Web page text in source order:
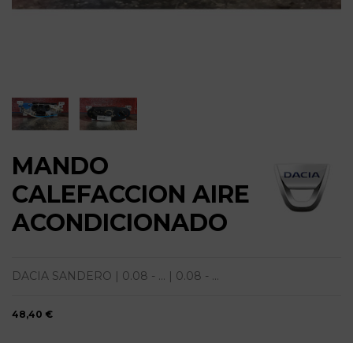
MANDO
CALEFACCION AIRE
ACONDICIONADO
DACIA SANDERO | 0.08 - ... | 0.08 - ...
48,40 €